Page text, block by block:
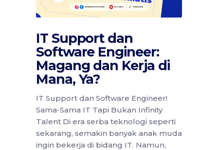
IT Support dan
Software Engineer:
Magang dan Kerja di
Mana, Ya?
IT Support dan Software Engineer!
Sama-Sama IT Tapi Bukan Infinity
Talent Di era serba teknologi seperti
sekarang, semakin banyak anak muda
ingin bekerja di bidang IT. Namun,